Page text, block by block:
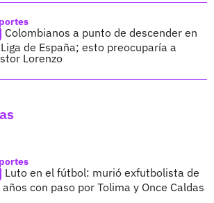
Colombianos a punto de descender en
de España; esto preocuparía a
Lorenzo
Luto en el fútbol: murió exfutbolista de
con paso por Tolima y Once Caldas